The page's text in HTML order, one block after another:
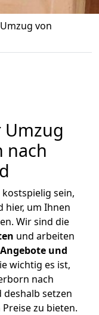
Umzug von
nach
sein,
hier, um Ihnen
Wir sind die
und arbeiten
und
wichtig es ist,
nach
deshalb setzen
zu bieten.